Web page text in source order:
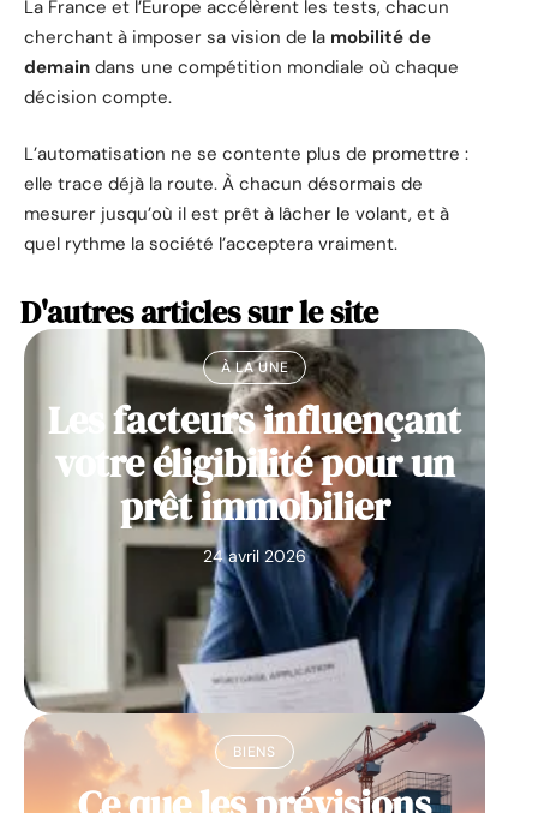
La France et l’Europe accélèrent les tests, chacun
cherchant à imposer sa vision de la mobilité de
demain dans une compétition mondiale où chaque
décision compte.
L’automatisation ne se contente plus de promettre :
elle trace déjà la route. À chacun désormais de
mesurer jusqu’où il est prêt à lâcher le volant, et à
quel rythme la société l’acceptera vraiment.
D'autres articles sur le site
À LA UNE
Les facteurs influençant
votre éligibilité pour un
prêt immobilier
24 avril 2026
BIENS